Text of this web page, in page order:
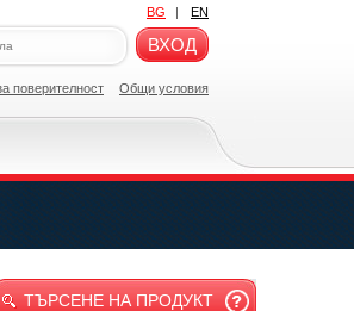
BG | EN
ВХОД
поверителност Общи условия
ТЪРСЕНЕ НА ПРОДУКТ